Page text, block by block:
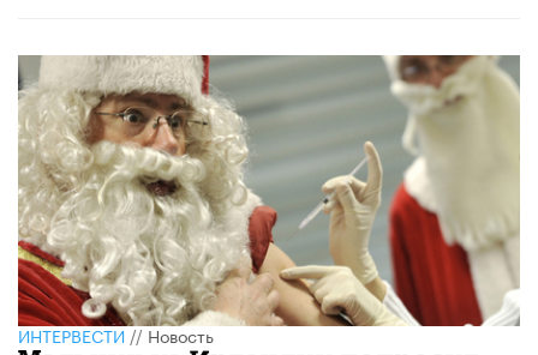
ИНТЕРВЕСТИ//Новость